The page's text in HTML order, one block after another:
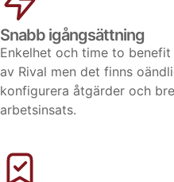
Snabb igångsättning
Enkelhet och time to
av Rival men det finns
konfigurera åtgärder och
arbetsinsats.